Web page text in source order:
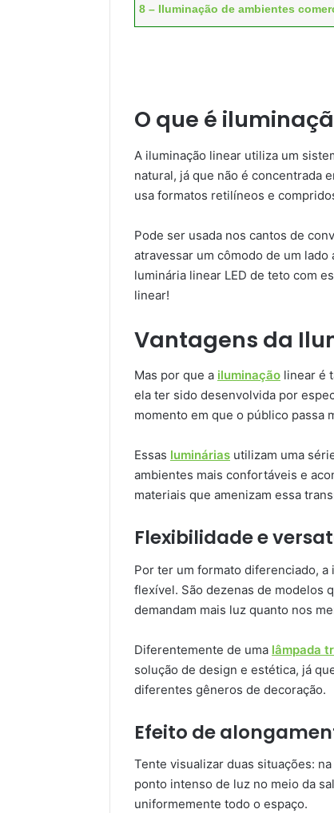
8 – Iluminação de ambientes
O que é
A iluminação linear utiliza um
natural, já que não é concentrada
usa formatos retilíneos e
Pode ser usada nos cantos de
atravessar um cômodo de um
luminária linear LED de teto com
linear!
Vantagens da
Mas por que a iluminação linear é
ela ter sido desenvolvida por
momento em que o público passa
Essas luminárias utilizam uma
ambientes mais confortáveis e
materiais que amenizam essa
Flexibilidade e
Por ter um formato diferenciado, a
flexível. São dezenas de modelos
demandam mais luz quanto nos
Diferentemente de uma lâmpada
solução de design e estética, já
diferentes gêneros de decoração.
Efeito de
Tente visualizar duas situações:
ponto intenso de luz no meio da
uniformemente todo o espaço.